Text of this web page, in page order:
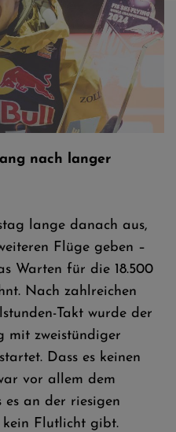
nach langer
lange danach aus,
Flüge geben –
Warten für die 18.500
Nach zahlreichen
Takt wurde der
mit zweistündiger
Dass es keinen
vor allem dem
es an der riesigen
Flutlicht gibt.